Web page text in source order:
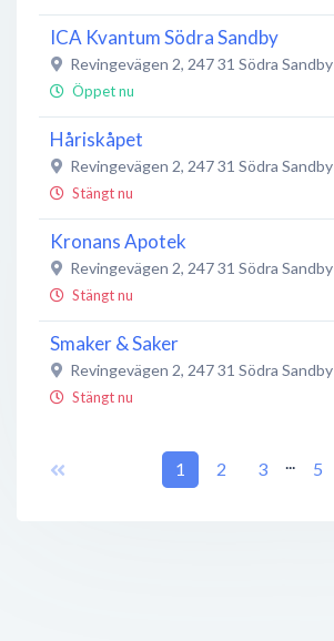
ICA Kvantum Södra Sandby
Revingevägen 2, 247 31 Södra Sandby
Öppet nu
Håriskåpet
Revingevägen 2, 247 31 Södra Sandby
Stängt nu
Kronans Apotek
Revingevägen 2, 247 31 Södra Sandby
Stängt nu
Smaker & Saker
Revingevägen 2, 247 31 Södra Sandby
Stängt nu
Revingevägen 2, 247 31 Södra Sandby
1 2 3 ... 5